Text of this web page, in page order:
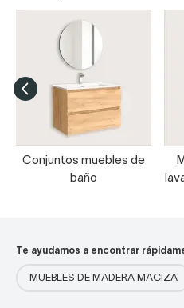
Conjuntos muebles de
baño
Te ayudamos a encontrar
MUEBLES DE MADERA MACIZA